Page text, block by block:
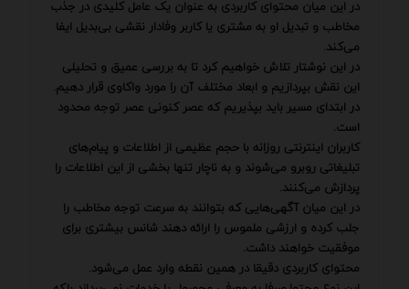
در این میان محتوای کاربردی به عنوان یک عامل کلیدی در جذب
مخاطب و تبدیل او به مشتری یا کاربر وفادار نقشی بی‌بدیل ایفا
می‌کند.
در این نوشتار تلاش خواهیم کرد تا به بررسی عمیق و تحلیلی
این نقش بپردازیم و ابعاد مختلف آن را مورد واکاوی قرار دهیم.
در ابتدای مسیر باید بپذیریم که عصر کنونی عصر توجه محدود
است.
کاربران اینترنتی روزانه با حجم عظیمی از اطلاعات و پیام‌های
تبلیغاتی روبرو می‌شوند و به ناچار تنها بخشی از این اطلاعات را
پردازش می‌کنند.
در این میان آگهی‌هایی که بتوانند به سرعت توجه مخاطب را
جلب کرده و ارزشی ملموس را ارائه دهند شانس بیشتری برای
موفقیت خواهند داشت.
محتوای کاربردی دقیقا در همین نقطه وارد عمل می‌شود.